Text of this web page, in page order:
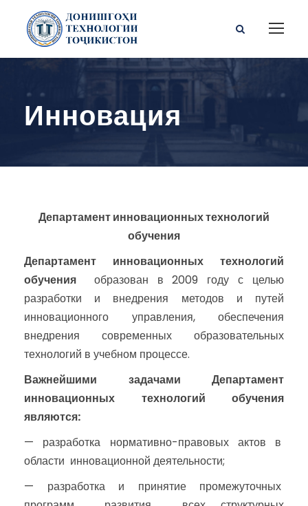
Инновация
Департамент инновационных технологий
обучения
Департамент инновационных технологий
обучения образован в 2009 году с целью
разработки и внедрения методов и путей
инновационного управления, обеспечения
внедрения современных образовательных
технологий в учебном процессе.
Важнейшими задачами Департамент
инновационных технологий обучения
являются:
— разработка нормативно-правовых актов в
области инновационной деятельности;
— разработка и принятие промежуточных